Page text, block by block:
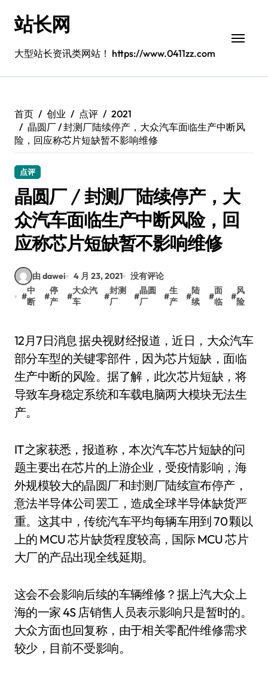
站长网
大型站长资讯类网站！ https://www.0411zz.com
首页 创业 点评
2021
晶圆厂 / 封测厂陆续停产，大众汽车面临生产中断风
险，回应称芯片短缺暂不影响维修
点评
晶圆厂 / 封测厂陆续停产，大
众汽车面临生产中断风险，回
应称芯片短缺暂不影响维修
由 dawei 4 月 23, 2021
没有评论
#
中
断
#
停
产
#
大众汽
车
#
封测
厂
#
晶圆
厂
#
生
产
#
陆
续
#
面
临
#
风
险
12月7日消息 据央视财经报道，近日，大众汽车
部分车型的关键零部件，因为芯片短缺，面临
生产中断的风险。据了解，此次芯片短缺，将
导致车身稳定系统和车载电脑两大模块无法生
产。
IT之家获悉，报道称，本次汽车芯片短缺的问
题主要出在芯片的上游企业，受疫情影响，海
外规模较大的晶圆厂和封测厂陆续宣布停产，
意法半导体公司罢工，造成全球半导体缺货严
重。这其中，传统汽车平均每辆车用到 70 颗以
上的 MCU 芯片缺货程度较高，国际 MCU 芯片
大厂的产品出现全线延期。
这会不会影响后续的车辆维修？据上汽大众上
海的一家 4S 店销售人员表示影响只是暂时的。
大众方面也回复称，由于相关零配件维修需求
较少，目前不受影响。